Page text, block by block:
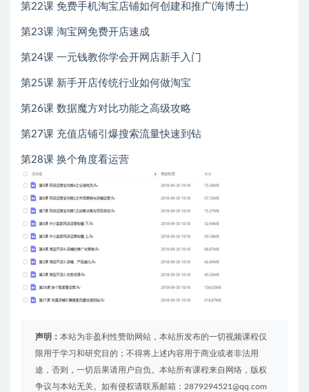
第22课 免费手机淘宝店铺如何创建和推广(海博士)
第23课 淘宝网免费开店速成
第24课 一元钱教你学会开网店新手入门
第25课 新手开店传统行业如何做淘宝
第26课 数据魔方对比功能之高级攻略
第27课 充值店铺引爆搜索流量快速到钻
第28课 换个角度看运营
声明： 本站为非盈利性赞助网站，本站所发布的一切视频课程仅
限用于学习和研究目的；不得将上述内容用于商业或者非法用
途，否则，一切后果请用户自负。本站所有课程来自网络，版权
争议与本站无关。如有侵权请联系邮箱：2879294521@qq.com